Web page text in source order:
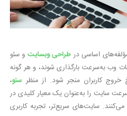
اساسی درطراحی وبسایتو سئو
وب به‌سرعت بارگذاری شوند، و هر گونه
خروج کاربران منجر شود. از منظر سئو،
سایت را به‌عنوان یک معیار کلیدی در
می‌کنند. سایت‌های سریع‌تر، تجربه کاربری